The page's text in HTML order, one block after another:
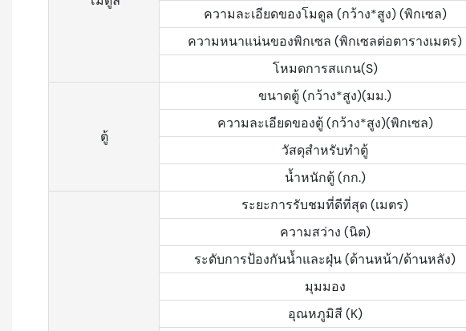
ความละเอียดของโมดูล (กว้าง*สูง) (พิกเซล)
ความหนาแน่นของพิกเซล (พิกเซลต่อตารางเมตร)
โหมดการสแกน(S)
ตู้
ขนาดตู้ (กว้าง*สูง)(มม.)
ความละเอียดของตู้ (กว้าง*สูง)(พิกเซล)
วัสดุสำหรับทำตู้
น้ำหนักตู้ (กก.)
ระยะการรับชมที่ดีที่สุด (เมตร)
ความสว่าง (นิต)
ระดับการป้องกันน้ำและฝุ่น (ด้านหน้า/ด้านหลัง)
มุมมอง
อุณหภูมิสี (K)